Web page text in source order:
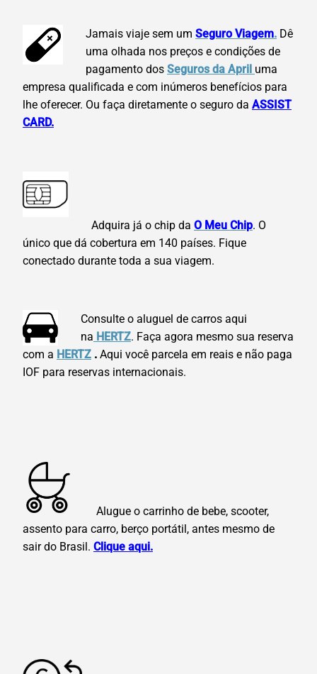
Jamais viaje sem um Seguro Viagem. Dê
uma olhada nos preços e condições de
pagamento dos Seguros da April uma
empresa qualificada e com inúmeros benefícios para
lhe oferecer. Ou faça diretamente o seguro da ASSIST
CARD.
Adquira já o chip da O Meu Chip. O
único que dá cobertura em 140 países. Fique
conectado durante toda a sua viagem.
Consulte o aluguel de carros aqui
na HERTZ. Faça agora mesmo sua reserva
com a HERTZ . Aqui você parcela em reais e não paga
IOF para reservas internacionais.
Alugue o carrinho de bebe, scooter,
assento para carro, berço portátil, antes mesmo de
sair do Brasil. Clique aqui.